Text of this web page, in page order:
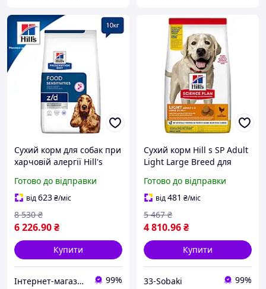
Сухий корм для собак при
харчовій алергії Hill's
Готово до відправки
від623₴/міс
6 226.90₴
8 530 ₴
Купити
Інтернет-магазин зоотоварів "Zoopraide" 99%
Сухий корм Hill s SP Adult
Light Large Breed для
схильних до ожиріння з
куркою 14 кг
Готово до відправки
від481 ₴/міс
4 810.96₴
5 467 ₴
Купити
33-Sobaki 99%